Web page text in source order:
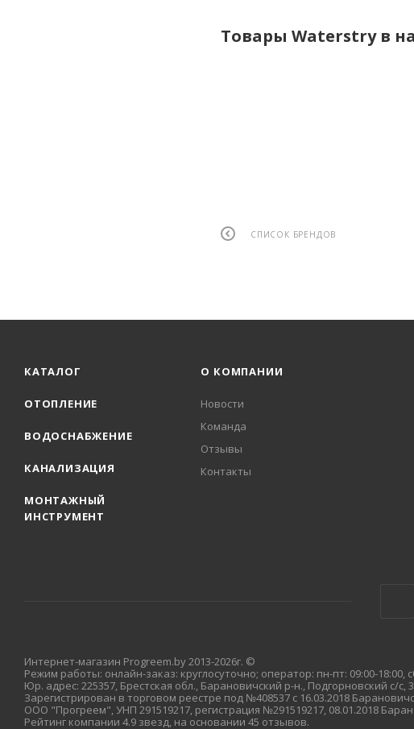
Товары Waterstry в
СПИСОК БРЕНДОВ
КАТАЛОГ
ОТОПЛЕНИЕ
ВОДОСНАБЖЕНИЕ
КАНАЛИЗАЦИЯ
МОНТАЖНЫЙ
ИНСТРУМЕНТ
О КОМПАНИИ
Новости
Команда
Отзывы
Контакты
Интернет-магазин Progreem.by 2013-2026г. ©
Режим работы: онлайн-заказ: круглосуточно; оператор: пн-пт: 09:00-18:00,
Юр. адрес: 225357, Брестская обл., Барановичский р-н., Подгорновский с/с,
Зарегистрирован в торговом реестре под №408537 с 16.03.2018
ООО "Прогреем", УНП 291519217, регистрация №291519217, 08.01.2018
Рейтинг компании 4.9 звезд, на основании 45 отзывов.